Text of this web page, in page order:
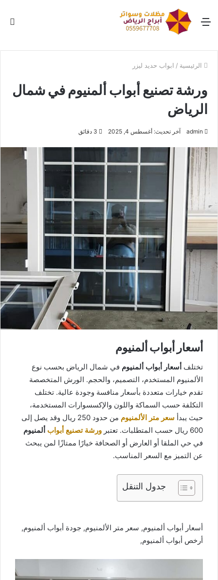
القائمة
الرئيسية / ابواب حديد ليزر
ورشة تصنيع أبواب ألمنيوم في شمال
الرياض
admin آخر تحديث: أغسطس 4, 2025
أسعار أبواب ألمنيوم
تختلف أسعار أبواب ألمنيوم في شمال الرياض بحسب نوع
الألمنيوم المستخدم، التصميم، والحجم. الورش المتخصصة
تقدم خيارات متعددة بأسعار منافسة وجودة عالية. تختلف
التكلفة حسب السماكة واللون والإكسسوارات المستخدمة،
حيث يبدأ سعر متر الألمنيوم
من حدود 250 ريال وقد يصل إلى
600 ريال حسب المتطلبات. تعتبر
ورشة تصنيع أبواب ألمنيوم
في حي الملقا أو العارض أو الصحافة خيارًا ممتازًا لمن يبحث
عن التميز مع السعر المناسب.
جدول التنقل
أسعار أبواب ألمنيوم, سعر متر الألمنيوم, جودة أبواب ألمنيوم,
أرخص أبواب ألمنيوم,